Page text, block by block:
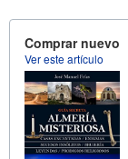
Comprar nuevo
Ver este artículo